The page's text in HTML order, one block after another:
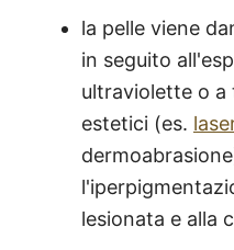
la pelle viene
in seguito
ultraviolette o
estetici (es.
lesionata e alla